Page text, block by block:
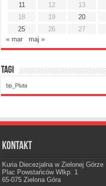
11
12 13
18
19 20
25
26 27
« mar
maj »
Tagi
bp_Pluta
Kontakt
Kuria Diecezjalna w Zielonej Górze
Plac Powstańców Wlkp. 1
65-075 Zielona Góra